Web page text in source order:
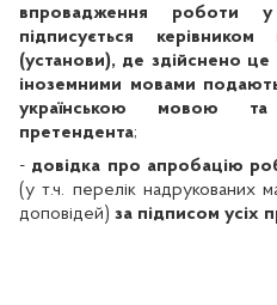
впровадження роботи
підписується керівником
(установи), де здійснено
іноземними мовами
українською мовою та
претендента;
- довідка про апробацію
(у т.ч. перелік надрукованих
доповідей) за підписом усіх